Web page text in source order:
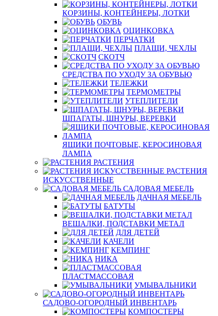
КОРЗИНЫ, КОНТЕЙНЕРЫ, ЛОТКИ
ОБУВЬ
ОЦИНКОВКА
ПЕРЧАТКИ
ПЛАЩИ, ЧЕХЛЫ
СКОТЧ
СРЕДСТВА ПО УХОДУ ЗА ОБУВЬЮ
ТЕЛЕЖКИ
ТЕРМОМЕТРЫ
УТЕПЛИТЕЛИ
ШПАГАТЫ, ШНУРЫ, ВЕРЕВКИ
ЯЩИКИ ПОЧТОВЫЕ, КЕРОСИНОВАЯ
ЛАМПА
РАСТЕНИЯ
РАСТЕНИЯ
ИСКУССТВЕННЫЕ
САДОВАЯ МЕБЕЛЬ
ДАЧНАЯ МЕБЕЛЬ
БАТУТЫ
ВЕШАЛКИ, ПОДСТАВКИ МЕТАЛ
ДЛЯ ДЕТЕЙ
КАЧЕЛИ
КЕМПИНГ
НИКА
ПЛАСТМАССОВАЯ
УМЫВАЛЬНИКИ
САДОВО-ОГОРОДНЫЙ ИНВЕНТАРЬ
КОМПОСТЕРЫ